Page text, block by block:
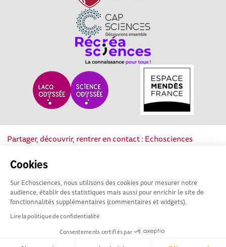
Cookies
Sur Echosciences, nous utilisons des cookies pour mesurer notre
audience, établir des statistiques mais aussi pour enrichir le site de
fonctionnalités supplémentaires (commentaires et widgets).
Lire la politique de confidentialité
Consentements certifiés par
Partager, découvrir, rentrer en contact : Echosciences
culture scientifique, technique et industrielle de la région.
Mentions légales|Politique de confidentialité|CGU
|Ligne éditoriale